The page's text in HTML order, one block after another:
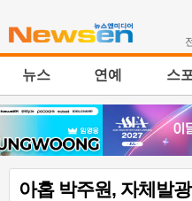
뉴스 연예 스
아홉 박주원, 자체발